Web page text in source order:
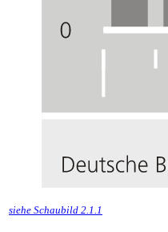
siehe Schaubild 2.1.1